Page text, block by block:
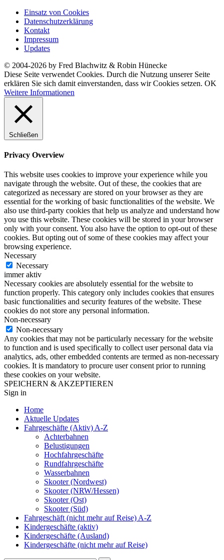
Einsatz von Cookies
Datenschutzerklärung
Kontakt
Impressum
Updates
© 2004-2026 by Fred Blachwitz & Robin Hünecke
Diese Seite verwendet Cookies. Durch die Nutzung unserer Seite
erklären Sie sich damit einverstanden, dass wir Cookies setzen. OK
Weitere Informationen
Schließen
Privacy Overview
This website uses cookies to improve your experience while you
navigate through the website. Out of these, the cookies that are
categorized as necessary are stored on your browser as they are
essential for the working of basic functionalities of the website. We
also use third-party cookies that help us analyze and understand how
you use this website. These cookies will be stored in your browser
only with your consent. You also have the option to opt-out of these
cookies. But opting out of some of these cookies may affect your
browsing experience.
Necessary
Necessary
immer aktiv
Necessary cookies are absolutely essential for the website to
function properly. This category only includes cookies that ensures
basic functionalities and security features of the website. These
cookies do not store any personal information.
Non-necessary
Non-necessary
Any cookies that may not be particularly necessary for the website
to function and is used specifically to collect user personal data via
analytics, ads, other embedded contents are termed as non-necessary
cookies. It is mandatory to procure user consent prior to running
these cookies on your website.
SPEICHERN & AKZEPTIEREN
Sign in
Home
Aktuelle Updates
Fahrgeschäfte (Aktiv) A-Z
Achterbahnen
Belustigungen
Hochfahrgeschäfte
Rundfahrgeschäfte
Wasserbahnen
Skooter (Nordwest)
Skooter (NRW/Hessen)
Skooter (Ost)
Skooter (Süd)
Fahrgeschäft (nicht mehr auf Reise) A-Z
Kindergeschäfte (aktiv)
Kindergeschäfte (Ausland)
Kindergeschäfte (nicht mehr auf Reise)